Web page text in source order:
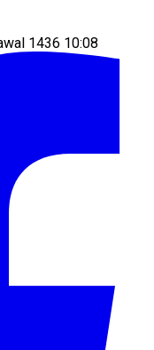
1436 10:08